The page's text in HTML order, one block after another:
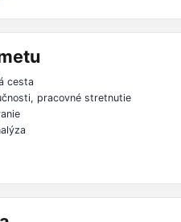
cesta
pracovné stretnutie